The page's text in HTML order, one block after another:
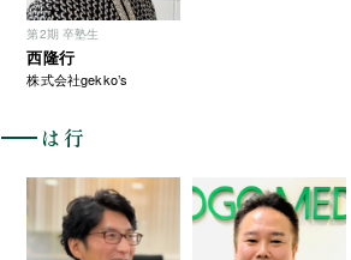
第2期 卒塾生
西隆行
株式会社gekko’s
は行